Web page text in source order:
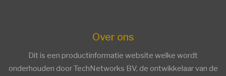
Over ons
Dit is een productinformatie website welke wordt
onderhouden door TechNetworks BV, de ontwikkelaar van de